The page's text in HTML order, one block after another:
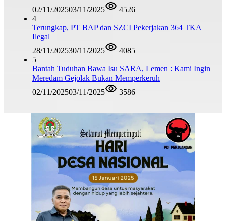
02/11/202503/11/2025
4526
4
Terungkap, PT BAP dan SZCI Pekerjakan 364 TKA
Ilegal
28/11/202530/11/2025
4085
5
Bantah Tuduhan Bawa Isu SARA, Lemen : Kami Ingin
Meredam Gejolak Bukan Memperkeruh
02/11/202503/11/2025 3586